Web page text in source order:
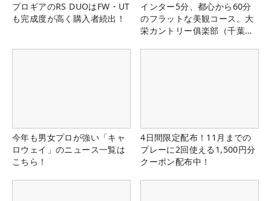
プロギアのRS DUOはFW・UT
も完成度が高く購入者続出！
インター5分、都心から60分
のフラットな美観コース。大
栄カントリー俱楽部（千葉
今年も男女プロが強い「キャ
ロウェイ」のニュース一覧は
こちら！
4日間限定配布！11月までの
プレーに2回使える1,500円分
クーポン配布中！